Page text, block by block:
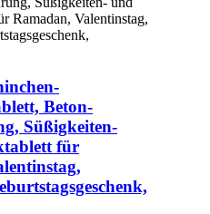
Beton-
Süßigkeiten-
für